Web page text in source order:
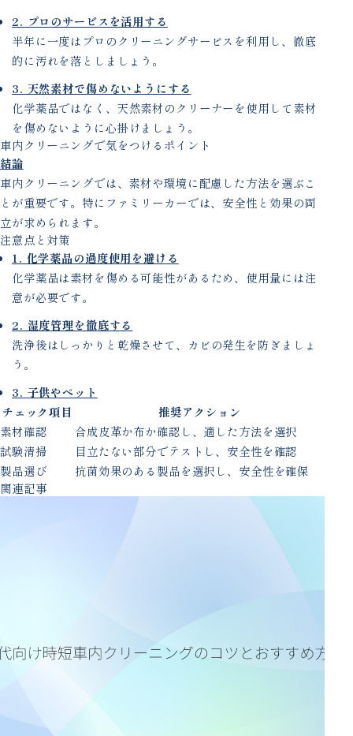
2. プロのサービスを活用する
半年に一度はプロのクリーニングサービスを利用し、徹底
的に汚れを落としましょう。
3. 天然素材で傷めないようにする
化学薬品ではなく、天然素材のクリーナーを使用して素材
を傷めないように心掛けましょう。
車内クリーニングで気をつけるポイント
結論
車内クリーニングでは、素材や環境に配慮した方法を選ぶこ
とが重要です。特にファミリーカーでは、安全性と効果の両
立が求められます。
注意点と対策
1. 化学薬品の過度使用を避ける
化学薬品は素材を傷める可能性があるため、使用量には注
意が必要です。
2. 湿度管理を徹底する
洗浄後はしっかりと乾燥させて、カビの発生を防ぎましょ
う。
3. 子供やペット
チェック項目
推奨アクション
素材確認
合成皮革か布か確認し、適した方法を選択
試験清掃
目立たない部分でテストし、安全性を確認
製品選び
抗菌効果のある製品を選択し、安全性を確保
関連記事